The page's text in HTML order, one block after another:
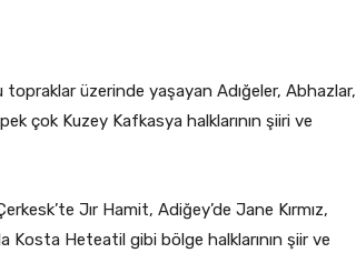
topraklar üzerinde yaşayan Adığeler, Abhazlar,
çok Kuzey Kafkasya halklarının şiiri ve
Jır Hamit, Adiğey’de Jane Kırmız,
Kosta Heteatil gibi bölge halklarının şiir ve